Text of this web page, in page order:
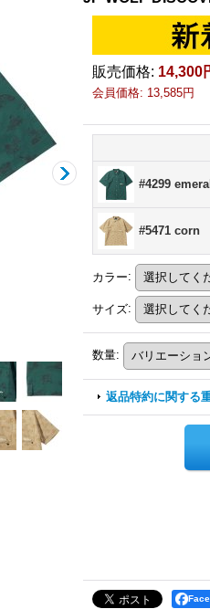
販売価格: 14,300
会員価格: 13,585円
#4299
#5471 corn
カラー:
サイズ:
数量:
返品特約に関する